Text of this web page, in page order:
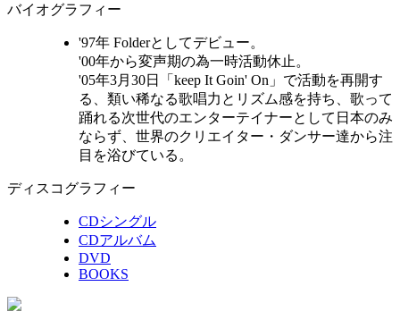
バイオグラフィー
'97年 Folderとしてデビュー。
'00年から変声期の為一時活動休止。
'05年3月30日「keep It Goin' On」で活動を再開す
る、類い稀なる歌唱力とリズム感を持ち、歌って
踊れる次世代のエンターテイナーとして日本のみ
ならず、世界のクリエイター・ダンサー達から注
目を浴びている。
ディスコグラフィー
CDシングル
CDアルバム
DVD
BOOKS